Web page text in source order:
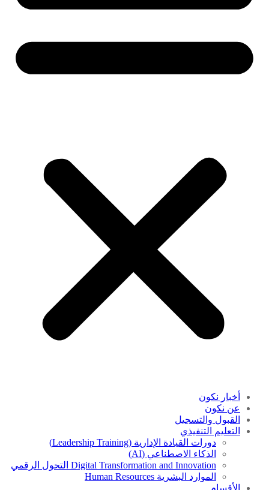
أخبار نكون
عن نكون
القبول والتسجيل
التعليم التنفيذي
دورات القيادة الإدارية (Leadership Training)
الذكاء الاصطناعي (AI)
Digital Transformation and Innovation التحول الرقمي
الموارد البشرية Human Resources